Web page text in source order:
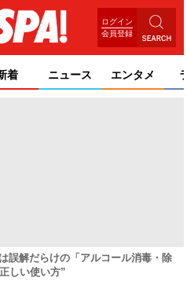
ログイン
会員登録
着 ニュース エンタメ
誤解だらけの「アルコール消毒・除
しい使い方”